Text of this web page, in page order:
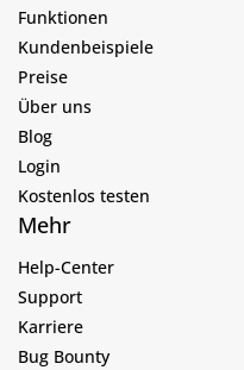
Funktionen
Kundenbeispiele
Preise
Über uns
Blog
Login
Kostenlos testen
Mehr
Help-Center
Support
Karriere
Bug Bounty